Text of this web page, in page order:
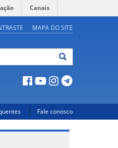
Canais
MAPA DO SITE
Fale conosco